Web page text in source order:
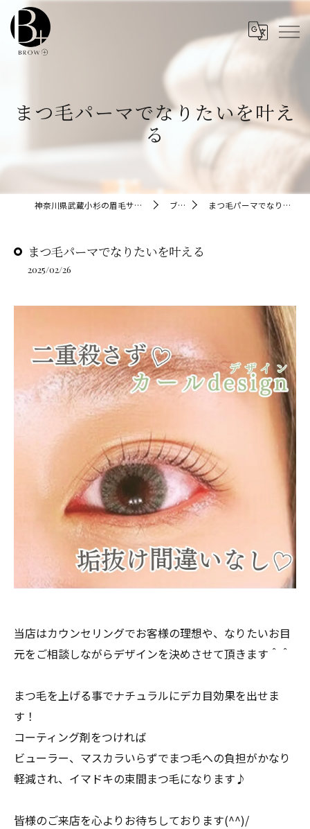
まつ毛パーマでなりたいを叶え
る
神奈川県武蔵小杉の眉毛サロンならBROW+ ブログ まつ毛パーマでなりたいを叶える
まつ毛パーマでなりたいを叶える
2025/02/26
当店はカウンセリングでお客様の理想や、なりたいお目
元をご相談しながらデザインを決めさせて頂きます＾＾
まつ毛を上げる事でナチュラルにデカ目効果を出せま
す！
コーティング剤をつければ
ビューラー、マスカラいらずでまつ毛への負担がかなり
軽減され、イマドキの束間まつ毛になります♪
皆様のご来店を心よりお待ちしております(^^)/